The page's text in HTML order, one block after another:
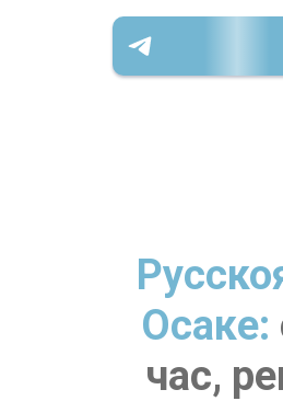
Осаке:
час,